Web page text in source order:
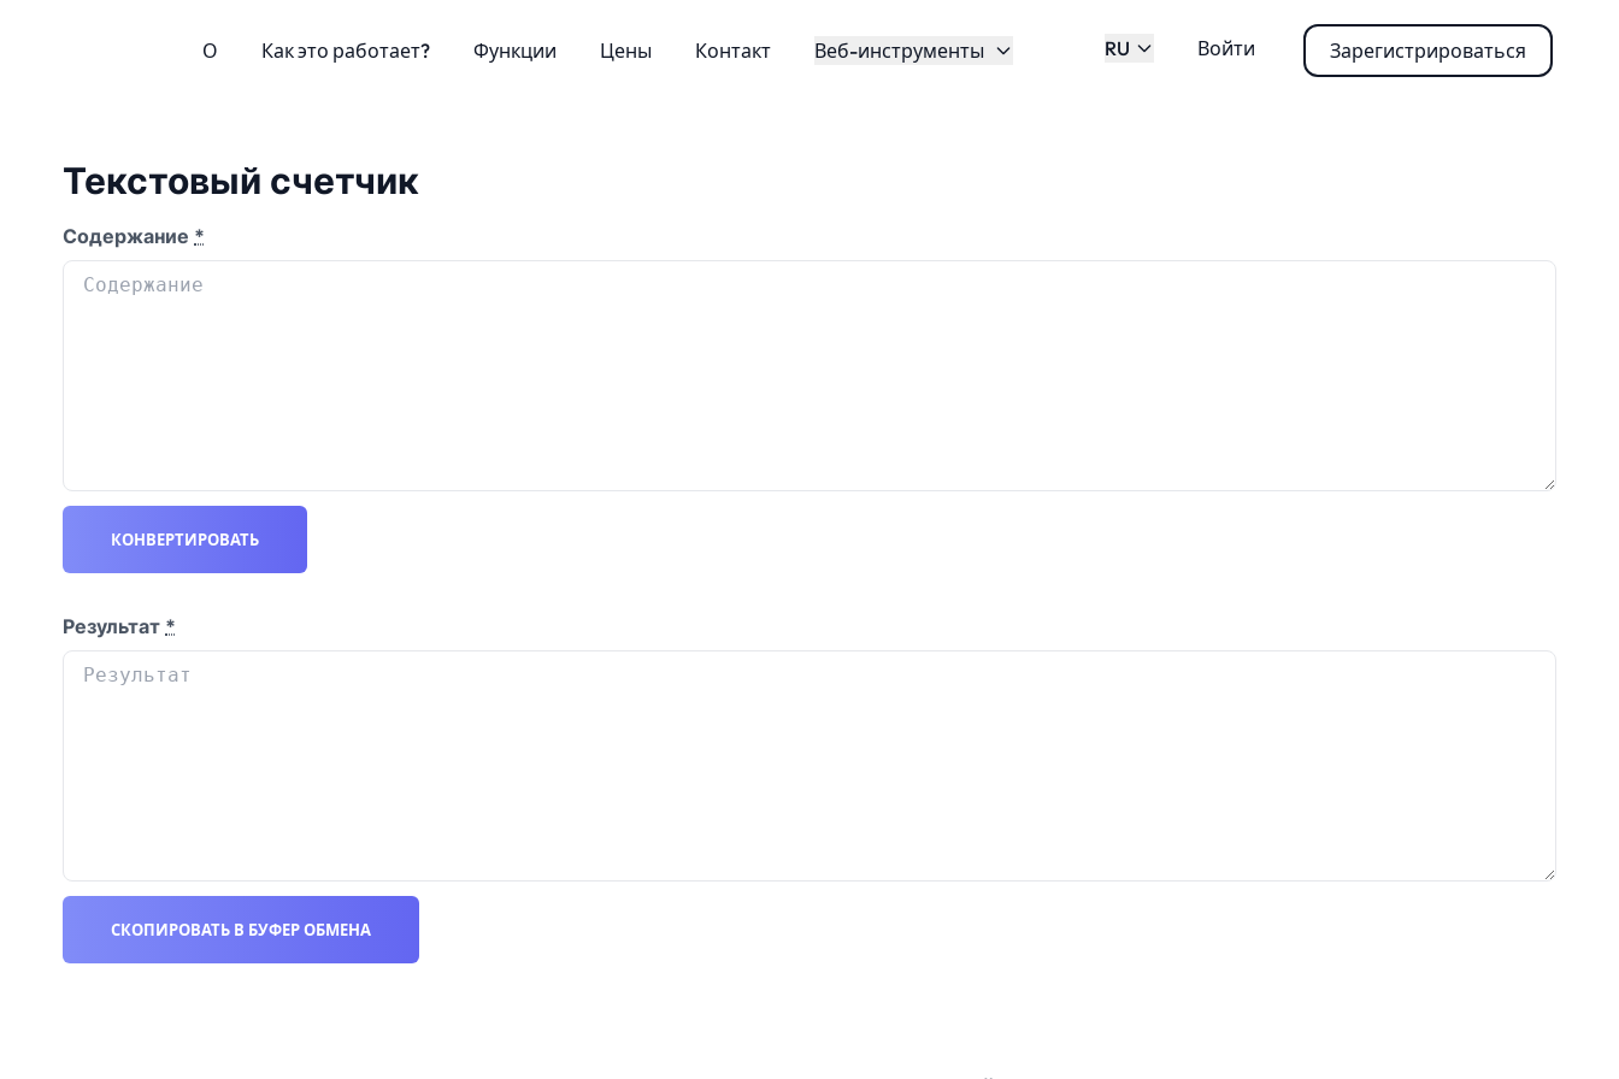
О Как это работает? Функции Цены Контакт Веб-инструменты RU Войти Зарегистрироваться
Текстовый счетчик
Содержание *
КОНВЕРТИРОВАТЬ
Результат *
СКОПИРОВАТЬ В БУФЕР ОБМЕНА